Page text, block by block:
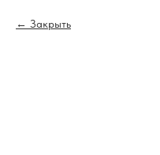
Закрыть